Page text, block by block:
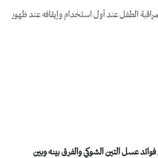
الطفل عند أول استخدام وإيقافه عند ظهور
عسل التين الشوكي والفرق بينه وبين